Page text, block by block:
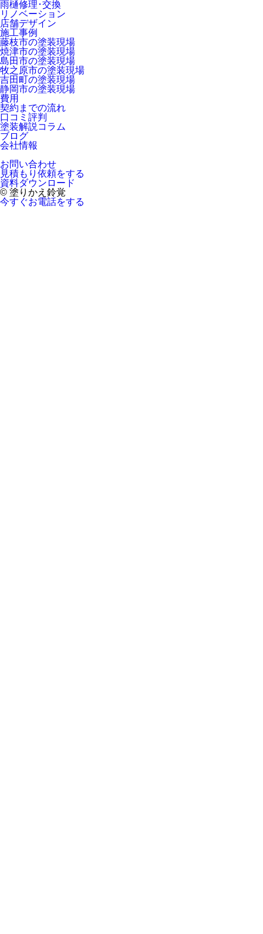
雨樋修理･交換
リノベーション
店舗デザイン
施工事例
藤枝市の塗装現場
焼津市の塗装現場
島田市の塗装現場
牧之原市の塗装現場
吉田町の塗装現場
静岡市の塗装現場
費用
契約までの流れ
口コミ評判
塗装解説コラム
ブログ
会社情報
お問い合わせ
見積もり依頼をする
資料ダウンロード
© 塗りかえ鈴覚
今すぐお電話をする